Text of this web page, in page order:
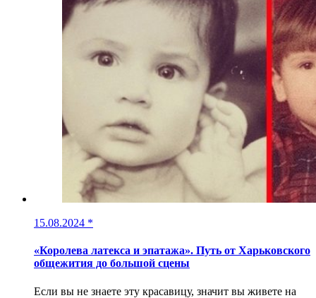
15.08.2024 *
«Королева латекса и эпатажа». Путь от Харьковского
общежития до большой сцены
Если вы не знаете эту красавицу, значит вы живете на